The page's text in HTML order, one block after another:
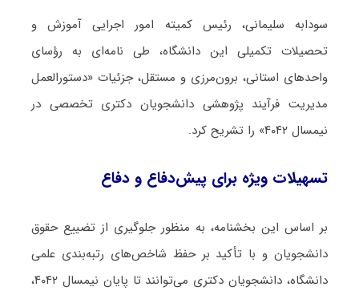
سودابه سلیمانی، رئیس کمیته امور اجرایی آموزش و
تحصیلات تکمیلی این دانشگاه، طی نامه‌ای به رؤسای
واحدهای استانی، برون‌مرزی و مستقل، جزئیات «دستورالعمل
مدیریت فرآیند پژوهشی دانشجویان دکتری تخصصی در
نیمسال ۴۰۴۲» را تشریح کرد.
تسهیلات ویژه برای پیش‌دفاع و دفاع
بر اساس این بخشنامه، به منظور جلوگیری از تضییع حقوق
دانشجویان و با تأکید بر حفظ شاخص‌های رتبه‌بندی علمی
دانشگاه، دانشجویان دکتری می‌توانند تا پایان نیمسال ۴۰۴۲،